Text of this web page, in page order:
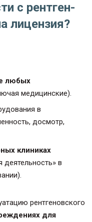
с рентген-
лицензия?
любых
медицинские).
в
досмотр,
клиниках
деятельность» в
рентгеновского
для